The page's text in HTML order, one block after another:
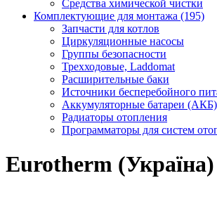
Средства химической чистки
Комплектующие для монтажа (195)
Запчасти для котлов
Циркуляционные насосы
Группы безопасности
Трехходовые, Laddomat
Расширительные баки
Источники бесперебойного
Аккумуляторные батареи (АКБ)
Радиаторы отопления
Программаторы для систем
Eurotherm (Україна)